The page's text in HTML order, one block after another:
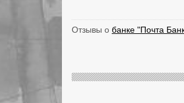
Отзывы о банке "Почта